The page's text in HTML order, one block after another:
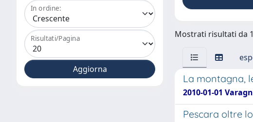
In ordine:
Risultati/Pagina Mostrati risultati da
La montagna,
2010-01-01
Pescara oltre